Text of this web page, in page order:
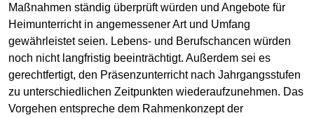
Maßnahmen ständig überprüft würden und Angebote für
Heimunterricht in angemessener Art und Umfang
gewährleistet seien. Lebens- und Berufschancen würden
noch nicht langfristig beeinträchtigt. Außerdem sei es
gerechtfertigt, den Präsenzunterricht nach Jahrgangsstufen
zu unterschiedlichen Zeitpunkten wiederaufzunehmen. Das
Vorgehen entspreche dem Rahmenkonzept der